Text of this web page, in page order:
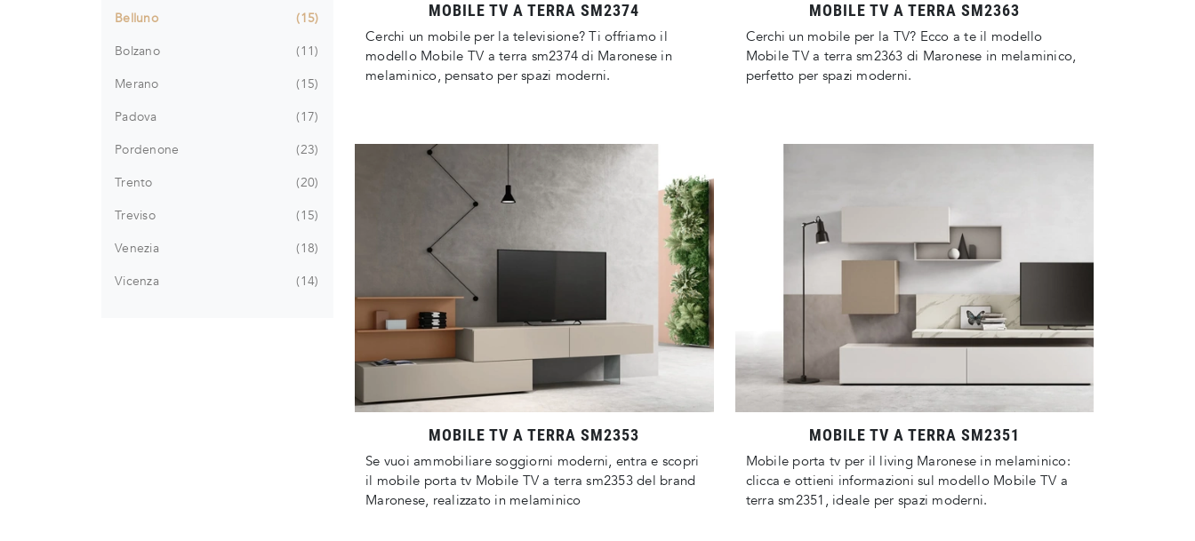
MOBILE TV A TERRA SM2374
Cerchi un mobile per la televisione? Ti offriamo il
modello Mobile TV a terra sm2374 di Maronese in
melaminico, pensato per spazi moderni.
MOBILE TV A TERRA SM2363
Cerchi un mobile per la TV? Ecco a te il modello
Mobile TV a terra sm2363 di Maronese in melaminico,
perfetto per spazi moderni.
MOBILE TV A TERRA SM2353
Se vuoi ammobiliare soggiorni moderni, entra e scopri
il mobile porta tv Mobile TV a terra sm2353 del brand
Maronese, realizzato in melaminico
MOBILE TV A TERRA SM2351
Mobile porta tv per il living Maronese in melaminico:
clicca e ottieni informazioni sul modello Mobile TV a
terra sm2351, ideale per spazi moderni.
Belluno
15
Bolzano
11
Merano
15
Padova
17
Pordenone
23
Trento
20
Treviso
15
Venezia
18
Vicenza
14